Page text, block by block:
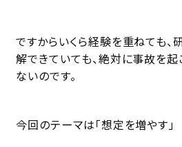
ですからいくら経験を重ねても、
解できていても、絶対に事故を
ないのです。
今回のテーマは「想定を増やす」